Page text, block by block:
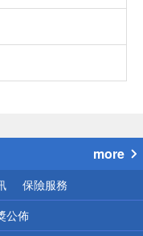
more
保險服務
公佈